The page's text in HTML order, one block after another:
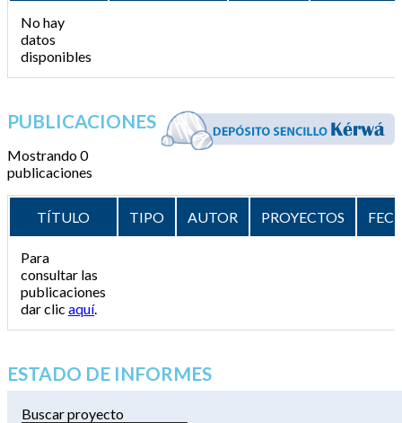
No hay
datos
disponibles
PUBLICACIONES
Mostrando 0
publicaciones
TÍTULO TIPO AUTOR PROYECTOS
Para
consultar las
publicaciones
dar clic aquí.
ESTADO DE INFORMES
Buscar proyecto